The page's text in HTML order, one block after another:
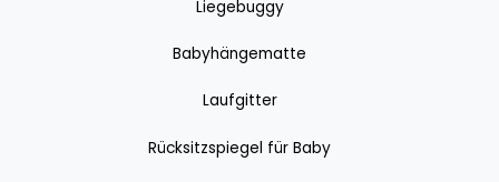
Liegebuggy
Babyhängematte
Laufgitter
Rücksitzspiegel für Baby